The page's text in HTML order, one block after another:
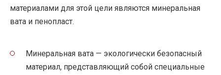
материалами для этой цели являются минеральная
вата и пенопласт.
Минеральная вата — экологически безопасный
материал, представляющий собой специальные